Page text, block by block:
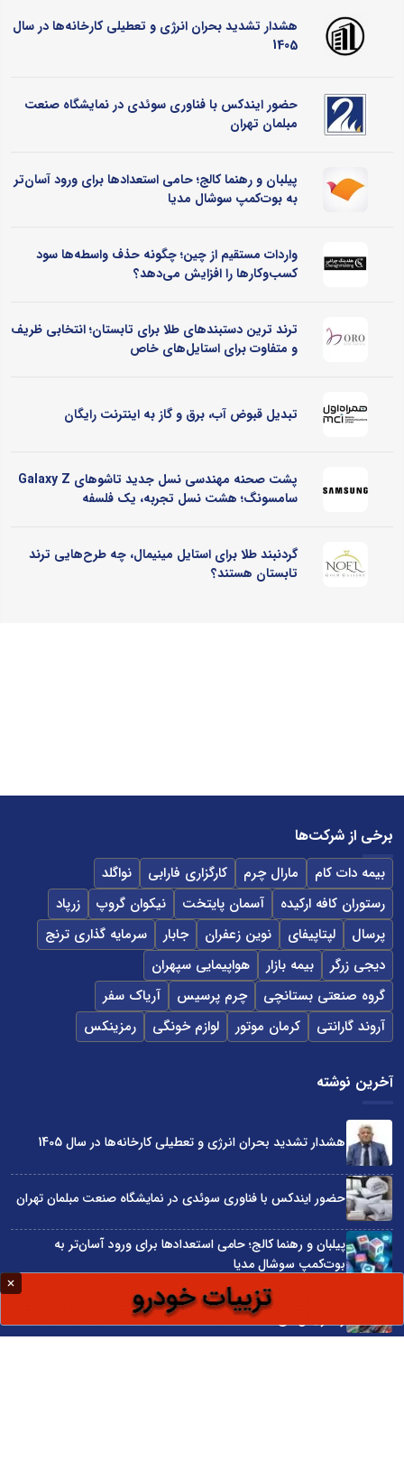
هشدار تشدید بحران انرژی و تعطیلی کارخانه‌ها در سال
1405
حضور ایندکس با فناوری سوئدی در نمایشگاه صنعت
مبلمان تهران
پیلبان و رهنما کالج؛ حامی استعدادها برای ورود آسان‌تر
به بوت‌کمپ سوشال مدیا
واردات مستقیم از چین؛ چگونه حذف واسطه‌ها سود
کسب‌وکارها را افزایش می‌دهد؟
ترند ترین دستبندهای طلا برای تابستان؛ انتخابی ظریف
و متفاوت برای استایل‌های خاص
تبدیل قبوض آب، برق و گاز به اینترنت رایگان
پشت صحنه مهندسی نسل جدید تاشوهای Galaxy Z
سامسونگ؛ هشت نسل تجربه، یک فلسفه
گردنبند طلا برای استایل مینیمال، چه طرح‌هایی ترند
تابستان هستند؟
برخی از شرکت‌ها
بیمه دات کام مارال چرم کارگزاری فارابی
نواگلد
رستوران کافه ارکیده
آسمان پایتخت نیکوان گروپ
زرپاد
پرسال
لپتاپیفای نوین زعفران جابار
سرمایه گذاری ترنج
دیجی زرگر
بیمه بازار
هواپیمایی سپهران
گروه صنعتی بستانچی
چرم پرسیس
آریاک سفر
آروند گارانتی
کرمان موتور لوازم خونگی رمزینکس
آخرین نوشته
هشدار تشدید بحران انرژی و تعطیلی کارخانه‌ها در سال 1405
حضور ایندکس با فناوری سوئدی در نمایشگاه صنعت مبلمان تهران
پیلبان و رهنما کالج؛ حامی استعدادها برای ورود آسان‌تر به
بوت‌کمپ سوشال مدیا
واردات مستقیم از چین؛ چگونه حذف واسطه‌ها سود کسب‌وکارها
را افزایش می‌دهد؟